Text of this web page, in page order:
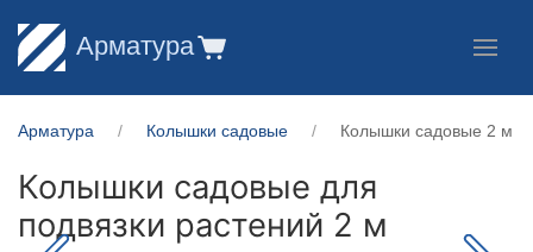
Арматура
Арматура Колышки садовые Колышки садовые 2 м
Колышки садовые для
подвязки растений 2 м